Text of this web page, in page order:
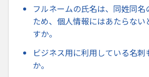
フルネームの氏名は、同姓同名
ため、個人情報にはあたらない
すか。
ビジネス用に利用している名刺
か。